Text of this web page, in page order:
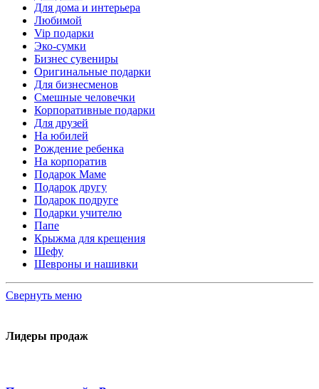
Для дома и интерьера
Любимой
Vip подарки
Эко-сумки
Бизнес сувениры
Оригинальные подарки
Для бизнесменов
Смешные человечки
Корпоративные подарки
Для друзей
На юбилей
Рождение ребенка
На корпоратив
Подарок Маме
Подарок другу
Подарок подруге
Подарки учителю
Папе
Крыжма для крещения
Шефу
Шевроны и нашивки
Свернуть меню
Лидеры продаж